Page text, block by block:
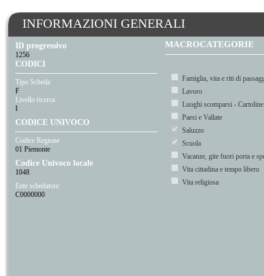
INFORMAZIONI GENERALI
ID progressivo
1256
CODICI
Tipo Scheda
F
Livello ricerca
I
CODICE UNIVOCO
Codice Regione
01 Piemonte
Codice Univoco locale
1048
Ente schedatore
C0000000
MACROCATEGORIE